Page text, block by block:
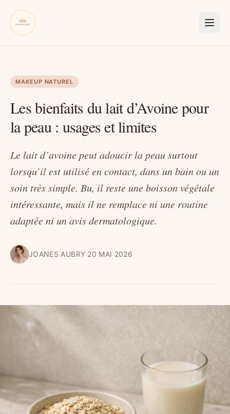
MAKEUP NATUREL
Les bienfaits du lait d’Avoine pour
la peau : usages et limites
Le lait d’avoine peut adoucir la peau surtout
lorsqu’il est utilisé en contact, dans un bain ou un
soin très simple. Bu, il reste une boisson végétale
intéressante, mais il ne remplace ni une routine
adaptée ni un avis dermatologique.
JOANES AUBRY·20 MAI 2026